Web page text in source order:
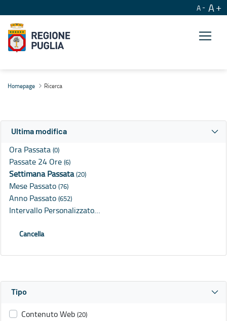
A A
Homepage Ricerca
Ultima modifica
Ora Passata (0)
Passate 24 Ore (6)
Settimana Passata(20)
Mese Passato (76)
Anno Passato (652)
Intervallo Personalizzato…
Cancella
Tipo
Contenuto Web (20)